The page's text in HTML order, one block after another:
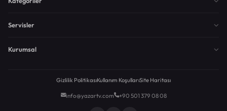
Servisler
Kurumsal
Gizlilik PolitikasıKullanım KoşullarıSite Haritası
info@yazartv.com +90 501 379 08 08